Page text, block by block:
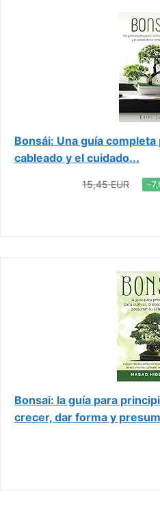
Bonsái: Una guía
cableado y el cuidado...
15,45 EUR
Bonsai: la guía para
crecer, dar forma y